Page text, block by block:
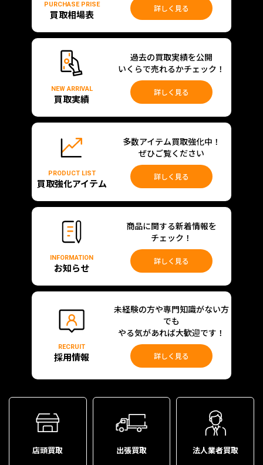
PURCHASE PRISE
買取相場表
詳しく見る
NEW ARRIVAL
買取実績
過去の買取実績を公開
いくらで売れるかチェック！
詳しく見る
PRODUCT LIST
買取強化アイテム
多数アイテム買取強化中！
ぜひご覧ください
詳しく見る
INFORMATION
お知らせ
商品に関する新着情報を
チェック！
詳しく見る
RECRUIT
採用情報
未経験の方や専門知識がない方
でも
やる気があれば大歓迎です！
詳しく見る
店頭買取 出張買取 法人業者買取